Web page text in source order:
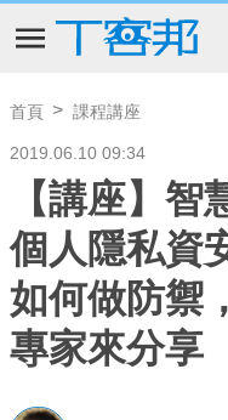
首頁 課程講座
2019.06.10 09:34
【講座】
個人隱私資
如何做防禦
專家來分享